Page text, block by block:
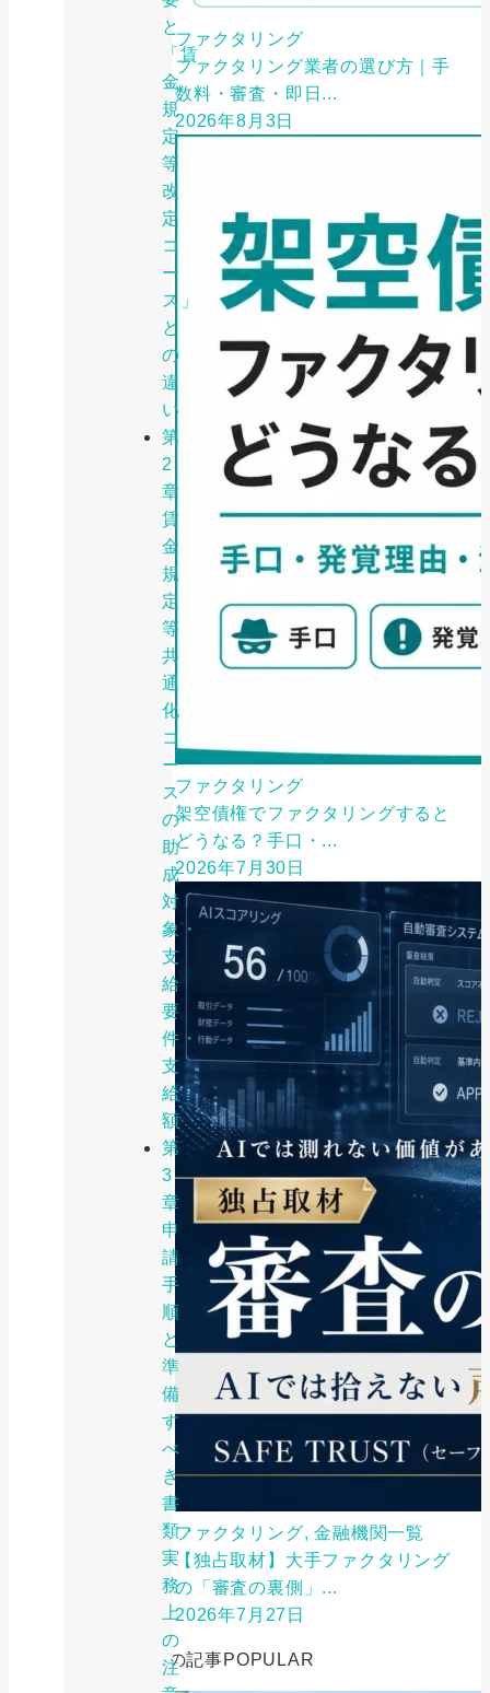
と
「賃
金
規
定
等
改
定
コ
ー
ス」
と
の
違
い
第
2
章
賃
金
規
定
等
共
通
化
コ
ー
ス
の
助
成
対
象・
支
給
要
件・
支
給
額
第
3
章
申
請
手
順
と
準
備
す
べ
き
書
類・
実
務
上
の
注
ファクタリング
ファクタリング業者の選び方｜手
数料・審査・即日...
2026年8月3日
ファクタリング
架空債権でファクタリングすると
どうなる？手口・...
2026年7月30日
ファクタリング, 金融機関一覧
【独占取材】大手ファクタリング
の「審査の裏側」...
2026年7月27日
人気の記事POPULAR